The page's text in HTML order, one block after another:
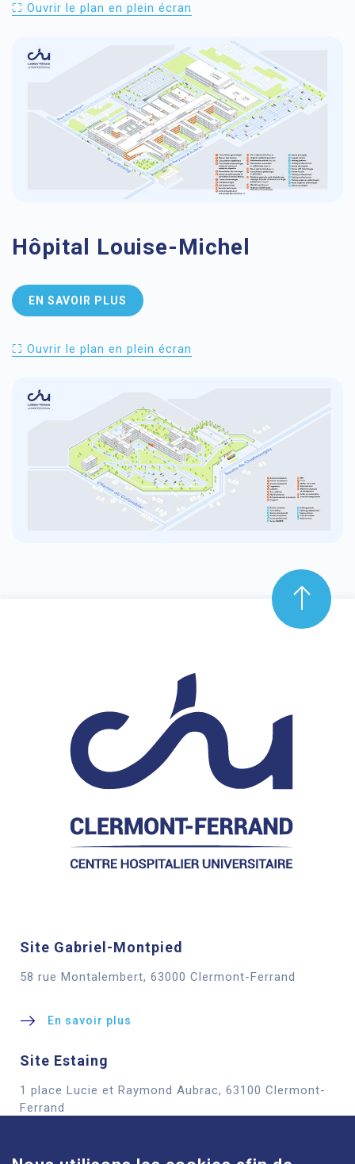
⛶ Ouvrir le plan en plein écran
Hôpital Louise-Michel
EN SAVOIR PLUS
⛶ Ouvrir le plan en plein écran
Site Gabriel-Montpied
58 rue Montalembert, 63000 Clermont-Ferrand
En savoir plus
Site Estaing
1 place Lucie et Raymond Aubrac, 63100 Clermont-
Ferrand